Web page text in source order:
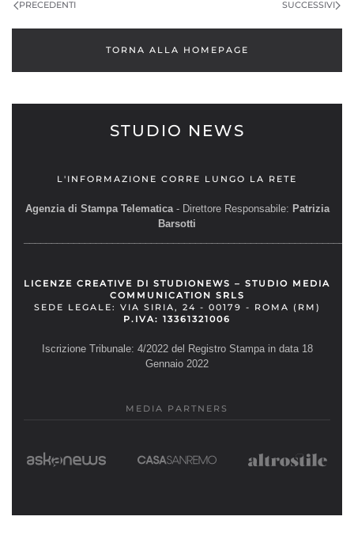
PRECEDENTI SUCCESSIVI
TORNA ALLA HOMEPAGE
STUDIO NEWS
L'INFORMAZIONE CORRE LUNGO LA RETE
Agenzia di Stampa Telematica- Direttore Responsabile: Patrizia
Barsotti
LICENZE CREATIVE DI STUDIONEWS – STUDIO MEDIA
COMMUNICATION SRLS
SEDE LEGALE: VIA SIRIA, 24 - 00179 - ROMA (RM)
P.IVA: 13361321006
Iscrizione Tribunale: 4/2022 del Registro Stampa in data 18
Gennaio 2022
MEDIA PARTNERS